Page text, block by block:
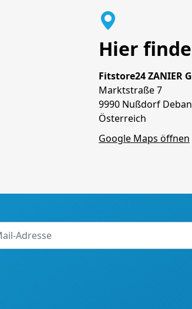
Hier
Fitstore24 ZANIER
Marktstraße 7
9990 Nußdorf
Österreich
Google Maps öffnen